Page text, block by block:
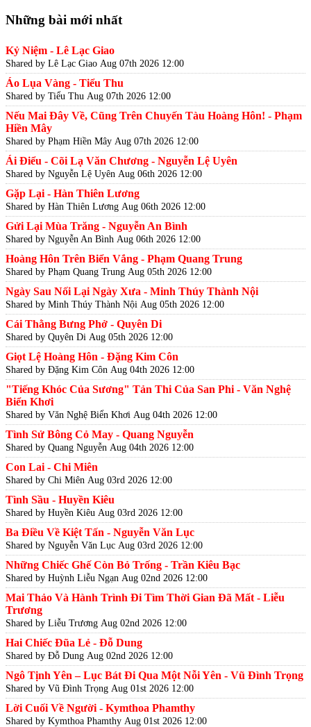
Những bài mới nhất
Kỷ Niệm - Lê Lạc Giao
Shared by Lê Lạc Giao Aug 07th 2026 12:00
Áo Lụa Vàng - Tiểu Thu
Shared by Tiểu Thu Aug 07th 2026 12:00
Nếu Mai Đây Về, Cũng Trên Chuyến Tàu Hoàng Hôn! - Phạm
Hiền Mây
Shared by Phạm Hiền Mây Aug 07th 2026 12:00
Ái Điểu - Cõi Lạ Văn Chương - Nguyễn Lệ Uyên
Shared by Nguyễn Lệ Uyên Aug 06th 2026 12:00
Gặp Lại - Hàn Thiên Lương
Shared by Hàn Thiên Lương Aug 06th 2026 12:00
Gửi Lại Mùa Trăng - Nguyễn An Bình
Shared by Nguyễn An Bình Aug 06th 2026 12:00
Hoàng Hôn Trên Biển Vắng - Phạm Quang Trung
Shared by Phạm Quang Trung Aug 05th 2026 12:00
Ngày Sau Nối Lại Ngày Xưa - Minh Thúy Thành Nội
Shared by Minh Thúy Thành Nội Aug 05th 2026 12:00
Cái Thằng Bưng Phở - Quyên Di
Shared by Quyên Di Aug 05th 2026 12:00
Giọt Lệ Hoàng Hôn - Đặng Kim Côn
Shared by Đặng Kim Côn Aug 04th 2026 12:00
"Tiếng Khóc Của Sương" Tản Thi Của San Phi - Văn Nghệ
Biển Khơi
Shared by Văn Nghệ Biển Khơi Aug 04th 2026 12:00
Tình Sử Bông Cỏ May - Quang Nguyễn
Shared by Quang Nguyễn Aug 04th 2026 12:00
Con Lai - Chi Miên
Shared by Chi Miên Aug 03rd 2026 12:00
Tình Sầu - Huyền Kiêu
Shared by Huyền Kiêu Aug 03rd 2026 12:00
Ba Điều Về Kiệt Tấn - Nguyễn Văn Lục
Shared by Nguyễn Văn Lục Aug 03rd 2026 12:00
Những Chiếc Ghế Còn Bỏ Trống - Trần Kiêu Bạc
Shared by Huỳnh Liễu Ngạn Aug 02nd 2026 12:00
Mai Thảo Và Hành Trình Đi Tìm Thời Gian Đã Mất - Liễu
Trương
Shared by Liễu Trương Aug 02nd 2026 12:00
Hai Chiếc Đũa Lẻ - Đỗ Dung
Shared by Đỗ Dung Aug 02nd 2026 12:00
Ngô Tịnh Yên – Lục Bát Đi Qua Một Nỗi Yên - Vũ Đình Trọng
Shared by Vũ Đình Trọng Aug 01st 2026 12:00
Lời Cuối Về Người - Kymthoa Phamthy
Shared by Kymthoa Phamthy Aug 01st 2026 12:00